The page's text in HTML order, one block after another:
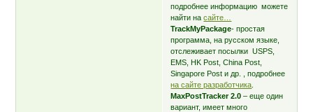
подробнее информацию можете
найти насайте…
TrackMyPackage- простая
программа, на русском языке,
отслеживает посылки USPS,
EMS, HK Post, China Post,
Singapore Post и др. , подробнее
на сайте разработчика
MaxPostTracker 2.0– еще один
вариант, имеет много